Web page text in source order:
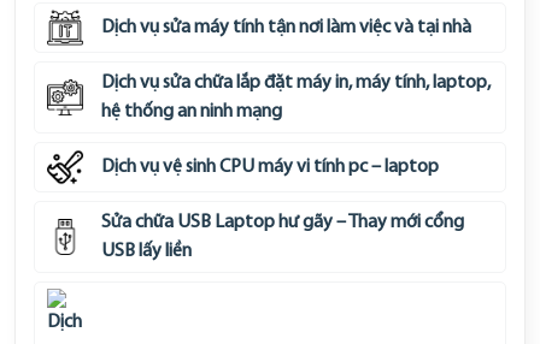
Dịch vụ sửa máy tính tận nơi làm việc và tại nhà
Dịch vụ sửa chữa lắp đặt máy in, máy tính, laptop,
hệ thống an ninh mạng
Dịch vụ vệ sinh CPU máy vi tính pc – laptop
Sửa chữa USB Laptop hư gãy – Thay mới cổng
USB lấy liền